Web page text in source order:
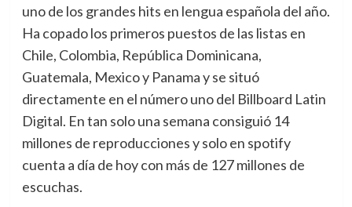
uno de los grandes hits en lengua española del año.
Ha copado los primeros puestos de las listas en
Chile, Colombia, República Dominicana,
Guatemala, Mexico y Panama y se situó
directamente en el número uno del Billboard Latin
Digital. En tan solo una semana consiguió 14
millones de reproducciones y solo en spotify
cuenta a día de hoy con más de 127 millones de
escuchas.